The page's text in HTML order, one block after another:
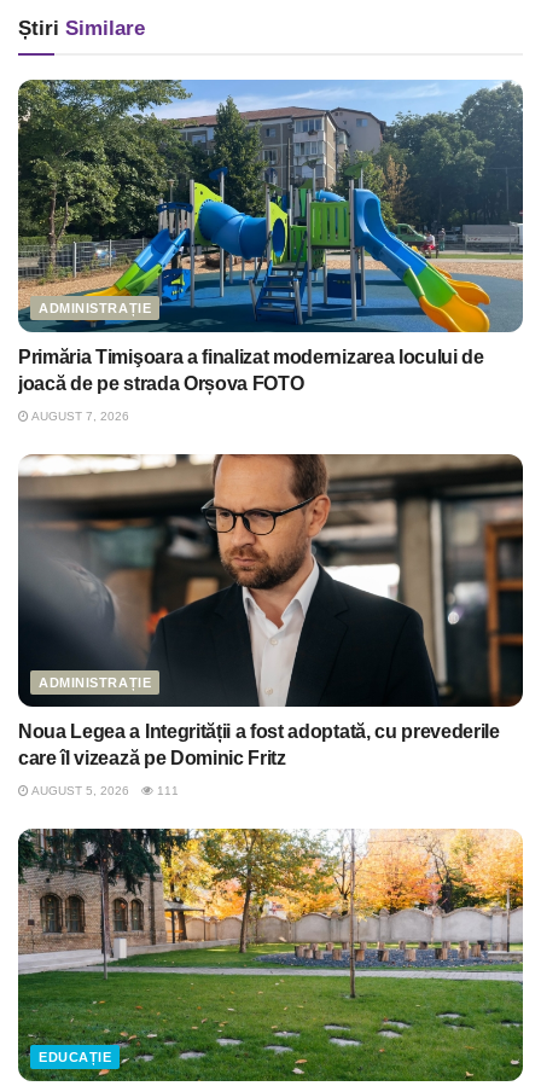
Știri Similare
ADMINISTRAȚIE
Primăria Timişoara a finalizat modernizarea locului de
joacă de pe strada Orșova FOTO
AUGUST 7, 2026
ADMINISTRAȚIE
Noua Legea a Integrității a fost adoptată, cu prevederile
care îl vizează pe Dominic Fritz
AUGUST 5, 2026 111
EDUCAȚIE